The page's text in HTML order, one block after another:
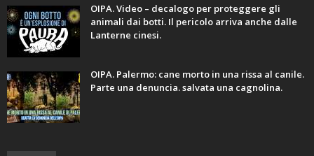
OIPA. Video – decalogo per proteggere gli
animali dai botti. Il pericolo arriva anche dalle
Lanterne cinesi.
OIPA. Palermo: cane morto in una rissa al canile.
Parte una denuncia. salvata una cagnolina.